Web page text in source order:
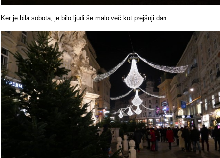
Ker je bila sobota, je bilo ljudi še malo več kot prejšnji dan.